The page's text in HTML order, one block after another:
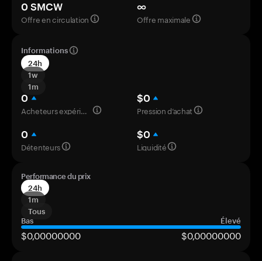
0 SMCW
Offre en circulation
∞
Offre maximale
Informations
24h
1w
1m
0
Acheteurs expérimentés
$0
Pression d’achat
0
Détenteurs
$0
Liquidité
Performance du prix
24h
1m
Tous
Bas
Élevé
$0,00000000 $0,00000000